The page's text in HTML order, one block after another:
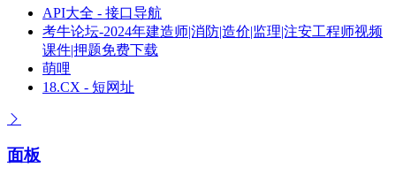
API大全 - 接口导航
考牛论坛-2024年建造师|消防|造价|监理|注安工程师视频
课件|押题免费下载
萌哩
18.CX - 短网址
面板